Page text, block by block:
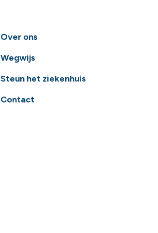
Over ons
Wegwijs
Steun het ziekenhuis
Contact